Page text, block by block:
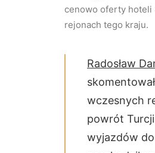
cenowo oferty
rejonach tego kraju.
Radosław
wczesnych
powrót
wyjazdów